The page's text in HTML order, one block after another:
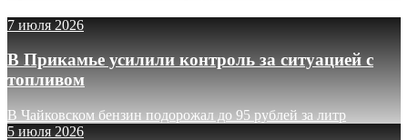
7 июля 2026
В Прикамье усилили контроль за ситуацией с
топливом
В Чайковском бензин подорожал до 95 рублей за литр
5 июля 2026